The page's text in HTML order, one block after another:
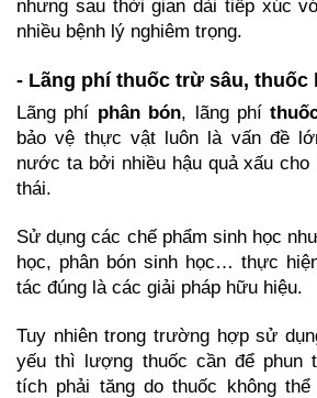
nhưng sau thời gian dài tiếp xúc
nhiều bệnh lý nghiêm trọng.
- Lãng phí thuốc trừ sâu, thuốc
Lãng phí phân bón, lãng phí
bảo vệ thực vật luôn là vấn đề
nước ta bởi nhiều hậu quả xấu
thái.
Sử dụng các chế phẩm sinh học
học, phân bón sinh học… thực
tác đúng là các giải pháp hữu hiệu.
Tuy nhiên trong trường hợp sử
yếu thì lượng thuốc cần để phun
tích phải tăng do thuốc không